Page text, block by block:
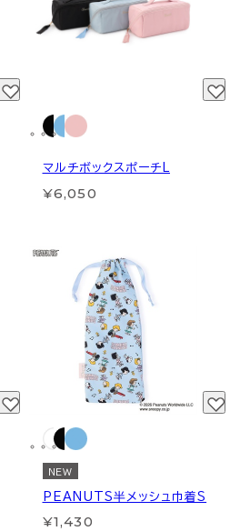
マルチボックスポーチL
¥6,050
NEW
PEANUTS半メッシュ巾着S
¥1,430